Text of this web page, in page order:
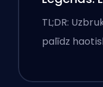
TL;DR:
palīdz